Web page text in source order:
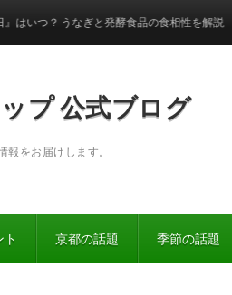
プ 公式ブログ
をお届けします。
京都の話題 季節の話題
と発酵食品の食相性を解説！